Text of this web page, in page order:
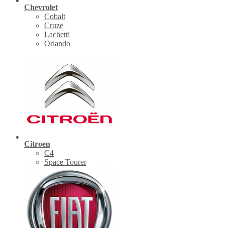
Chevrolet
Cobalt
Cruze
Lachetti
Orlando
Citroen
C4
Space Tourer